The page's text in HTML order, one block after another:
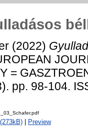
(2022)
=
pp. 98-104.
Preview